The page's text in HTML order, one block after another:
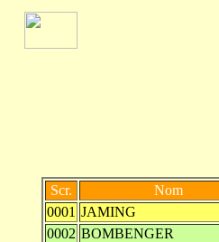
Scr. Nom
0001 JAMING
0002 BOMBENGER